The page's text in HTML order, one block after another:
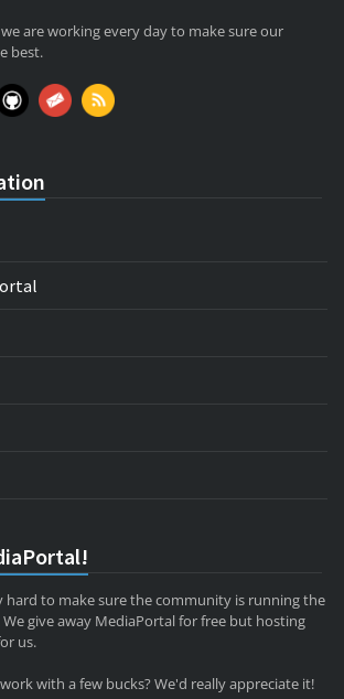
are working every day to make sure our
best.
hard to make sure the community is running the
We give away MediaPortal for free but hosting
us.
with a few bucks? We'd really appreciate it!